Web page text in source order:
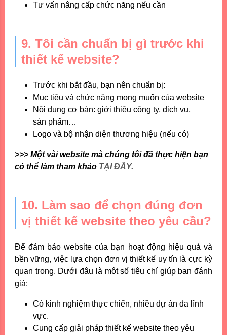
Tư vấn nâng cấp chức năng nếu cần
9. Tôi cần chuẩn bị gì trước khi
thiết kế website?
Trước khi bắt đầu, bạn nên chuẩn bị:
Mục tiêu và chức năng mong muốn của website
Nội dung cơ bản: giới thiệu công ty, dịch vụ,
sản phẩm…
Logo và bộ nhận diện thương hiệu (nếu có)
>>> Một vài website mà chúng tôi đã thực hiện bạn
có thể làm tham khảo TẠI ĐÂY.
10. Làm sao để chọn đúng đơn
vị thiết kế website theo yêu cầu?
Để đảm bảo website của bạn hoạt động hiệu quả và
bền vững, việc lựa chọn đơn vị thiết kế uy tín là cực kỳ
quan trọng. Dưới đâu là một số tiêu chí giúp bạn đánh
giá:
Có kinh nghiệm thực chiến, nhiều dự án đa lĩnh
vực.
Cung cấp giải pháp thiết kế website theo yêu